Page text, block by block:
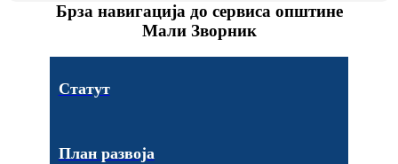
Брза навигација до сервиса општине
Мали Зворник
Статут
План развоја